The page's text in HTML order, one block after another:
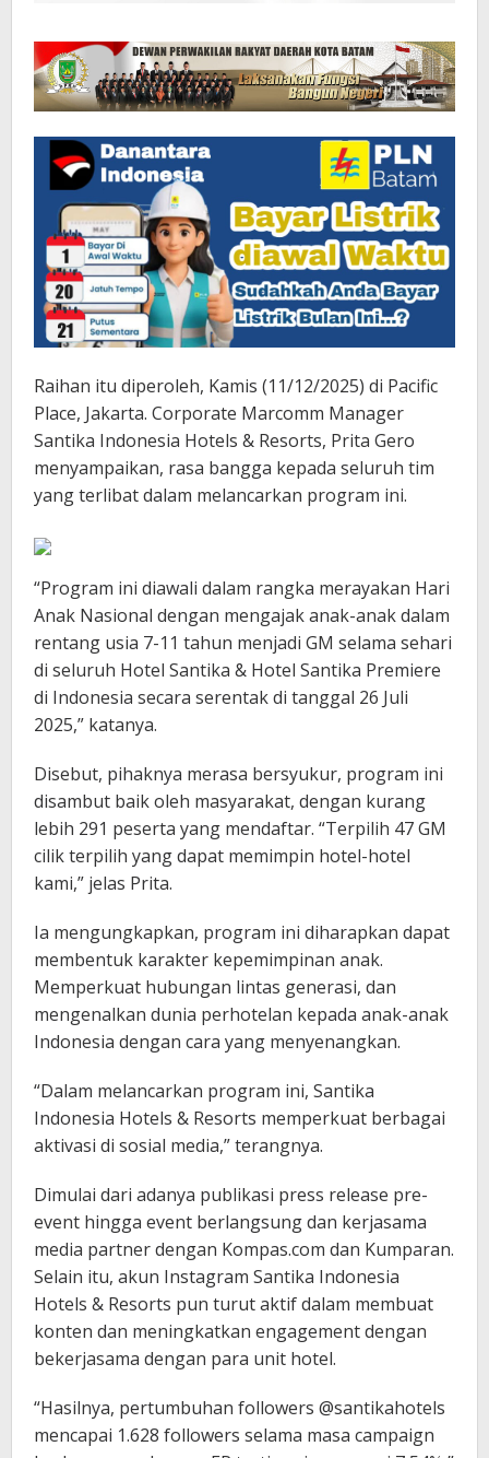
Raihan itu diperoleh, Kamis (11/12/2025) di Pacific
Place, Jakarta. Corporate Marcomm Manager
Santika Indonesia Hotels & Resorts, Prita Gero
menyampaikan, rasa bangga kepada seluruh tim
yang terlibat dalam melancarkan program ini.
“Program ini diawali dalam rangka merayakan Hari
Anak Nasional dengan mengajak anak-anak dalam
rentang usia 7-11 tahun menjadi GM selama sehari
di seluruh Hotel Santika & Hotel Santika Premiere
di Indonesia secara serentak di tanggal 26 Juli
2025,” katanya.
Disebut, pihaknya merasa bersyukur, program ini
disambut baik oleh masyarakat, dengan kurang
lebih 291 peserta yang mendaftar. “Terpilih 47 GM
cilik terpilih yang dapat memimpin hotel-hotel
kami,” jelas Prita.
Ia mengungkapkan, program ini diharapkan dapat
membentuk karakter kepemimpinan anak.
Memperkuat hubungan lintas generasi, dan
mengenalkan dunia perhotelan kepada anak-anak
Indonesia dengan cara yang menyenangkan.
“Dalam melancarkan program ini, Santika
Indonesia Hotels & Resorts memperkuat berbagai
aktivasi di sosial media,” terangnya.
Dimulai dari adanya publikasi press release pre-
event hingga event berlangsung dan kerjasama
media partner dengan Kompas.com dan Kumparan.
Selain itu, akun Instagram Santika Indonesia
Hotels & Resorts pun turut aktif dalam membuat
konten dan meningkatkan engagement dengan
bekerjasama dengan para unit hotel.
“Hasilnya, pertumbuhan followers @santikahotels
mencapai 1.628 followers selama masa campaign